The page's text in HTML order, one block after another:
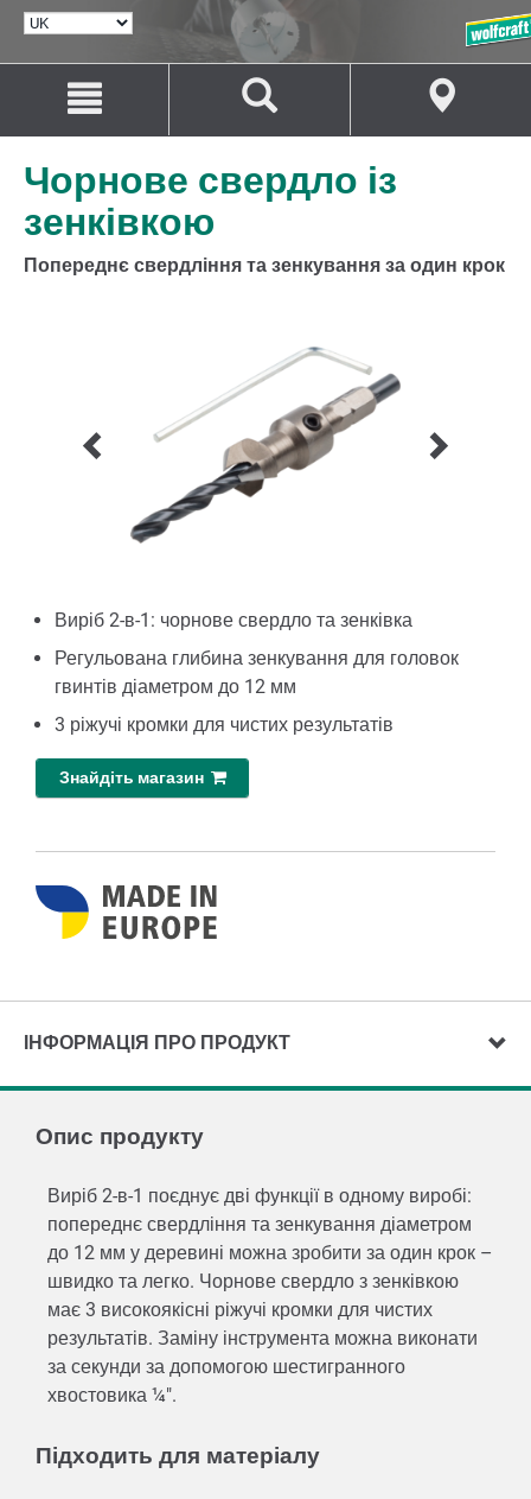
ВИБРАТИ
Перейти
змісту
Перейти
навігації
Чорнове свердло із
зенківкою
Попереднє свердління та зенкування за один крок
Виріб 2-в-1: чорнове свердло та зенківка
Регульована глибина зенкування для головок
гвинтів діаметром до 12 мм
3 ріжучі кромки для чистих результатів
Знайдіть магазин
ІНФОРМАЦІЯ ПРО ПРОДУКТ
Опис продукту
Виріб 2-в-1 поєднує дві функції в одному виробі:
попереднє свердління та зенкування діаметром
до 12 мм у деревині можна зробити за один крок –
швидко та легко. Чорнове свердло з зенківкою
має 3 високоякісні ріжучі кромки для чистих
результатів. Заміну інструмента можна виконати
за секунди за допомогою шестигранного
хвостовика ¼″.
Підходить для матеріалу